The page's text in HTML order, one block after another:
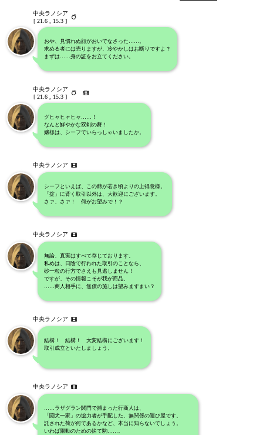
中央ラノシア
[ 21.6 , 15.3 ]
おや、見慣れぬ顔がおいでなさった……。
求める者には売りますが、冷やかしはお断りですよ？
まずは……身の証をお立てください。
中央ラノシア
[ 21.6 , 15.3 ]
グヒャヒャヒャ……！
なんと鮮やかな双剣の舞！
嬢様は、シーフでいらっしゃいましたか。
中央ラノシア
シーフといえば、この爺が若き頃よりの上得意様。
「掟」に背く取引以外は、大歓迎にございます。
さァ、さァ！ 何がお望みで！？
中央ラノシア
無論、真実はすべて存じております。
私めは、日陰で行われた取引のことなら、
砂一粒の行方でさえも見逃しません！
ですが、その情報こそが我が商品。
……商人相手に、無償の施しは望みますまい？
中央ラノシア
結構！ 結構！ 大変結構にございます！
取引成立といたしましょう。
中央ラノシア
……ラザグラン関門で捕まった行商人は、
「闘犬一家」の協力者が手配した、無関係の運び屋です。
託された荷が何であるかなど、本当に知らないでしょう。
いわば陽動のための捨て駒……。